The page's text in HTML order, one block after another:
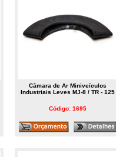
Câmara de Ar Miniveículos
Industriais Leves MJ-8 / TR - 125
Código: 1695